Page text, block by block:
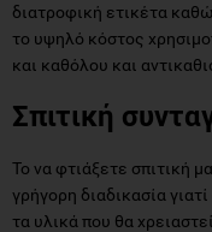
διατροφική ετικέτα
το υψηλό κόστος
και καθόλου και
Σπιτική
Το να φτιάξετε σπιτική
γρήγορη διαδικασία
τα υλικά που θα